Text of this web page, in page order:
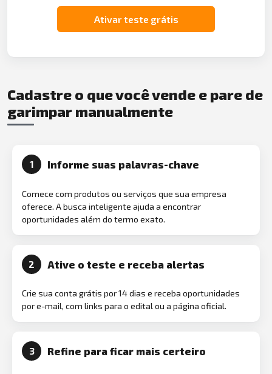
Ativar teste grátis
Cadastre o que você vende e pare de
garimpar manualmente
1 Informe suas palavras-chave
Comece com produtos ou serviços que sua empresa
oferece. A busca inteligente ajuda a encontrar
oportunidades além do termo exato.
2 Ative o teste e receba alertas
Crie sua conta grátis por 14 dias e receba oportunidades
por e-mail, com links para o edital ou a página oficial.
3 Refine para ficar mais certeiro